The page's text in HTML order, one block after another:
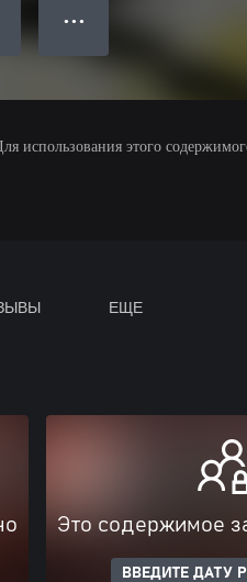
● ● ●
использования этого
ЕЩЕ
Это содержимое
ВВЕДИТЕ ДАТУ